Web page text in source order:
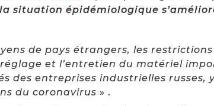
situation épidémiologique
de pays étrangers, les restrictions
et l’entretien du matériel
des entreprises industrielles russes,
du coronavirus » .